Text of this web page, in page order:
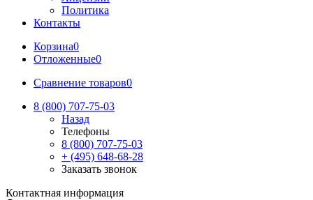
Политика
Контакты
Корзина0
Отложенные0
Сравнение товаров0
8 (800) 707-75-03
Назад
Телефоны
8 (800) 707-75-03
+ (495) 648-68-28
Заказать звонок
Контактная информация